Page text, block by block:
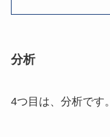
分析
4つ目は、分析です。